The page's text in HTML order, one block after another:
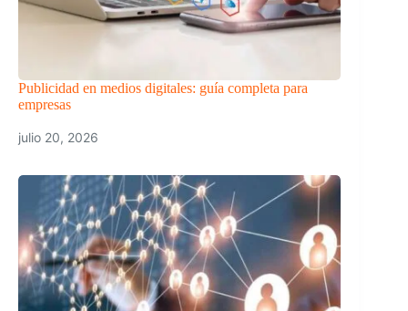
Publicidad en medios digitales: guía completa para
empresas
julio 20, 2026